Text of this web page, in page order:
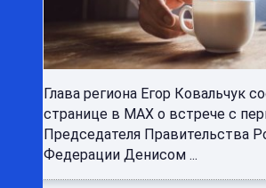
Глава региона Егор Ковальчук
странице в МАХ о встрече с
Председателя Правительства
Федерации Денисом ...